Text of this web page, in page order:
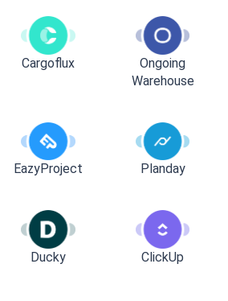
Cargoflux
Ongoing
Warehouse
EazyProject Planday
Ducky ClickUp